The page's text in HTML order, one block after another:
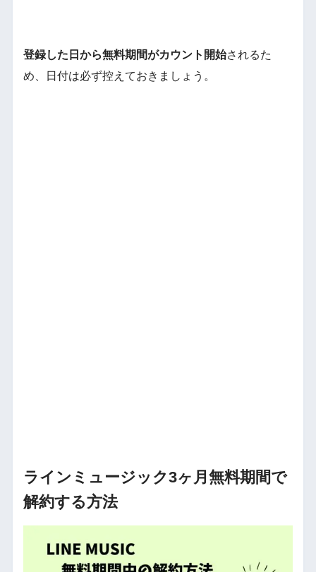
登録した日から無料期間がカウント開始されるた
め、日付は必ず控えておきましょう。
ラインミュージック3ヶ月無料期間で
解約する方法